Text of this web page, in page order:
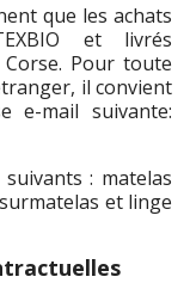
que les achats
et livrés
Pour toute
il convient
e-mail suivante:
: matelas
et linge